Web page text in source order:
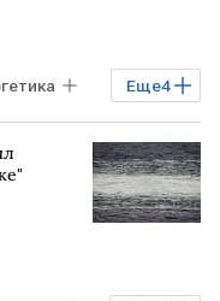
Еще4